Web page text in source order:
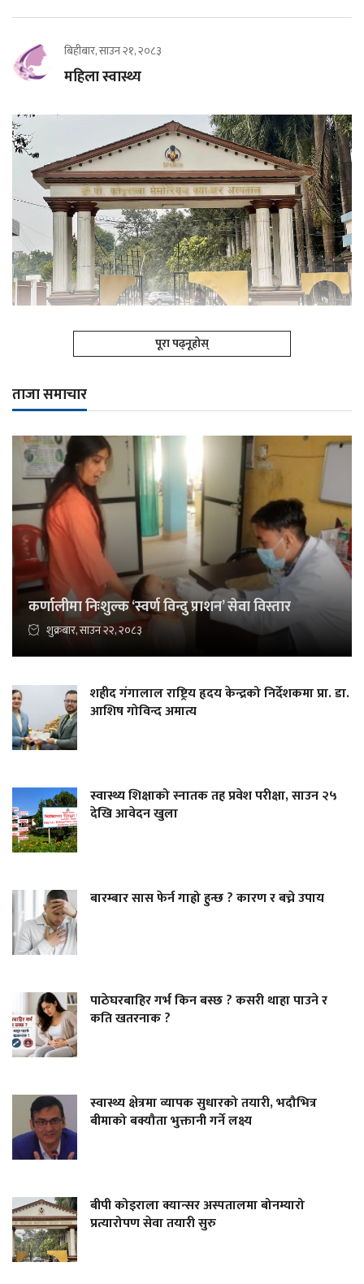
बिहीबार, साउन २१, २०८३
महिला स्वास्थ्य
पूरा पढ्नूहोस्
ताजा समाचार
कर्णालीमा निःशुल्क ‘स्वर्ण विन्दु प्राशन’ सेवा विस्तार
शुक्रबार, साउन २२, २०८३
शहीद गंगालाल राष्ट्रिय हृदय केन्द्रको निर्देशकमा प्रा. डा.
आशिष गोविन्द अमात्य
स्वास्थ्य शिक्षाको स्नातक तह प्रवेश परीक्षा, साउन २५
देखि आवेदन खुला
बारम्बार सास फेर्न गाह्रो हुन्छ ? कारण र बच्ने उपाय
पाठेघरबाहिर गर्भ किन बस्छ ? कसरी थाहा पाउने र
कति खतरनाक ?
स्वास्थ्य क्षेत्रमा व्यापक सुधारको तयारी, भदौभित्र
बीमाको बक्यौता भुक्तानी गर्ने लक्ष्य
बीपी कोइराला क्यान्सर अस्पतालमा बोनम्यारो
प्रत्यारोपण सेवा तयारी सुरु